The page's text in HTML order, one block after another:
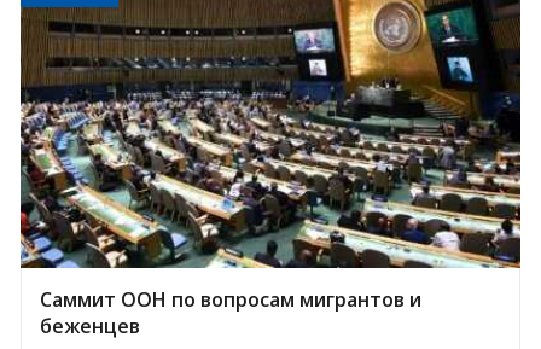
Саммит ООН по вопросам мигрантов и
беженцев